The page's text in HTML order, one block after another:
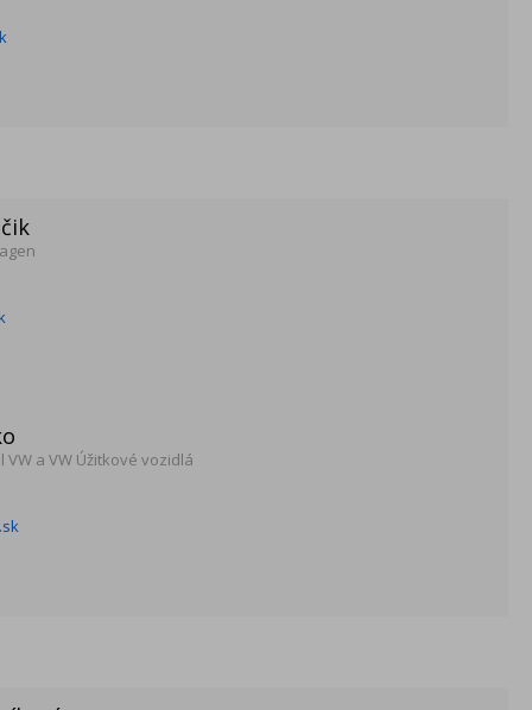
a VW Úžitkové vozidlá